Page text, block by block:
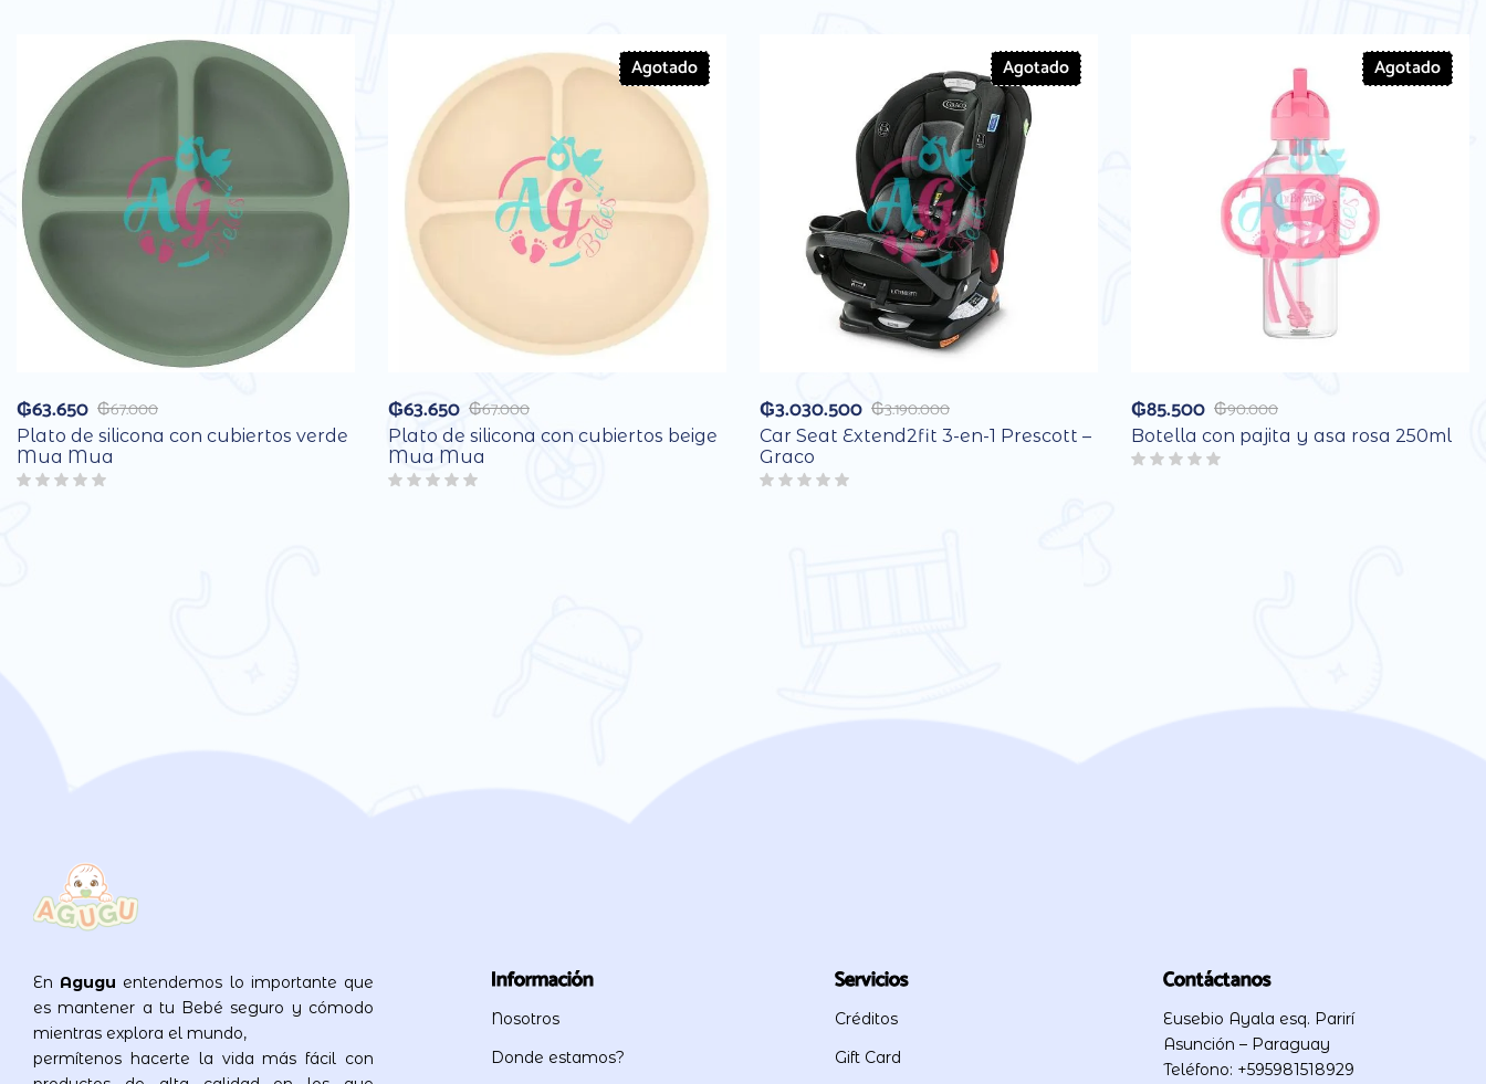
₲67.000
₲63.650
Plato de silicona con cubiertos verde
Mua Mua
Agotado
₲67.000
₲63.650
Plato de silicona con cubiertos beige
Mua Mua
Agotado
₲3.190.000
₲3.030.500
Car Seat Extend2fit 3-en-1 Prescott –
Graco
Agotado
₲90.000
₲85.500
Botella con pajita y asa rosa 250ml
En Agugu entendemos lo importante que
es mantener a tu Bebé seguro y cómodo
mientras explora el mundo,
permítenos hacerte la vida más fácil con
Información
Nosotros
Donde estamos?
Servicios
Créditos
Gift Card
Contáctanos
Eusebio Ayala esq. Parirí
Asunción – Paraguay
Teléfono: +595981518929